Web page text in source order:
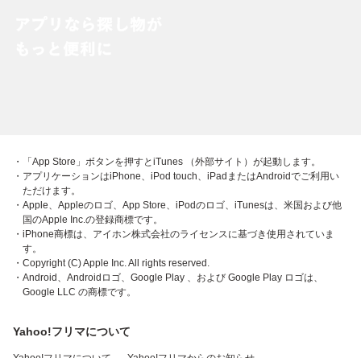
・「App Store」ボタンを押すとiTunes （外部サイト）が起動します。
・アプリケーションはiPhone、iPod touch、iPadまたはAndroidでご利用い
ただけます。
・Apple、Appleのロゴ、App Store、iPodのロゴ、iTunesは、米国および他
国のApple Inc.の登録商標です。
・iPhone商標は、アイホン株式会社のライセンスに基づき使用されていま
す。
・Copyright (C) Apple Inc. All rights reserved.
・Android、Androidロゴ、Google Play 、および Google Play ロゴは、
Google LLC の商標です。
Yahoo!フリマについて